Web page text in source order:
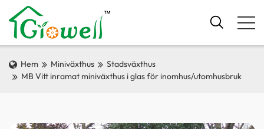
Hem Miniväxthus
Stadsväxthus
MB Vitt inramat miniväxthus i glas för inomhus/utomhusbruk